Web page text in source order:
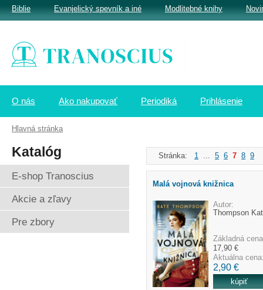
O nás Ako nakupovať Periodiká Prihlásenie
Stránka: 1 ... 5 6 7 8 9
Malá vojnová knižnica
Autor:
Thompson
Základná
17,90 €
Aktuálna
2,90 €
Katalóg
E-shop Tranoscius
Akcie a zľavy
Pre zbory
Biblie Evanjelický spevník a iné Modlitebné knihy
Hlavná stránka